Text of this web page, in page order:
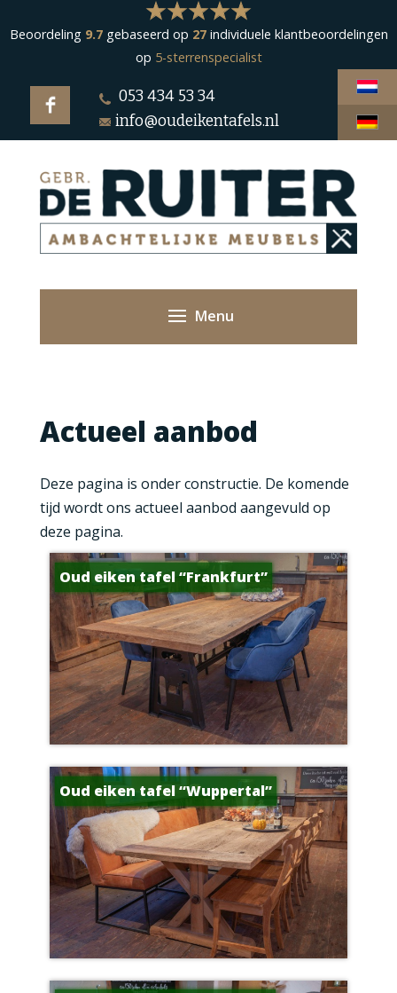
Beoordeling 9.7gebaseerd op 27individuele klantbeoordelingen
op 5-sterrenspecialist
053 434 53 34
info@oudeikentafels.nl
Actueel aanbod
Deze pagina is onder constructie. De komende
tijd wordt ons actueel aanbod aangevuld op
deze pagina.
Oud eiken tafel “Frankfurt”
Oud eiken tafel “Wuppertal”